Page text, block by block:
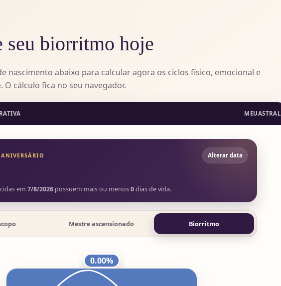
seu biorritmo hoje
nascimento abaixo para calcular agora os ciclos físico, emocional e
O cálculo fica no seu navegador.
MEUASTRAL
em 7/8/2026possuem mais ou menos0dias de vida.
Alterar data
Mestre ascensionado Biorritmo
0.00%